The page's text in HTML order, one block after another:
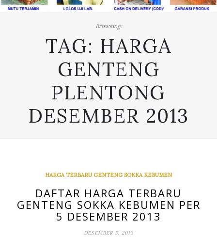
Browsing:
TAG: HARGA
GENTENG
PLENTONG
DESEMBER 2013
HARGA TERBARU GENTENG SOKKA KEBUMEN
DAFTAR HARGA TERBARU
GENTENG SOKKA KEBUMEN PER
5 DESEMBER 2013
DESEMBER 5, 2013